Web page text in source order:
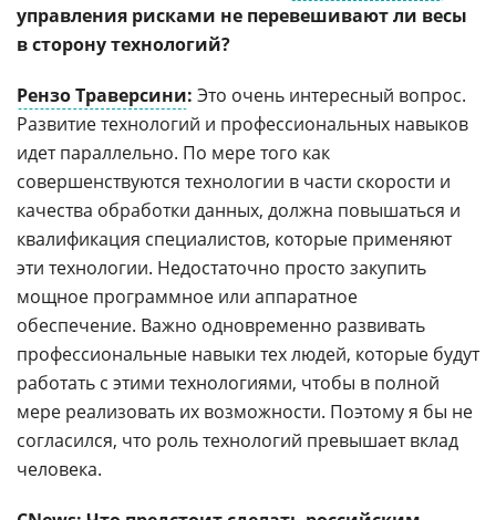
управления рисками не перевешивают ли весы
в сторону технологий?
Рензо Траверсини: Это очень интересный вопрос.
Развитие технологий и профессиональных навыков
идет параллельно. По мере того как
совершенствуются технологии в части скорости и
качества обработки данных, должна повышаться и
квалификация специалистов, которые применяют
эти технологии. Недостаточно просто закупить
мощное программное или аппаратное
обеспечение. Важно одновременно развивать
профессиональные навыки тех людей, которые будут
работать с этими технологиями, чтобы в полной
мере реализовать их возможности. Поэтому я бы не
согласился, что роль технологий превышает вклад
человека.